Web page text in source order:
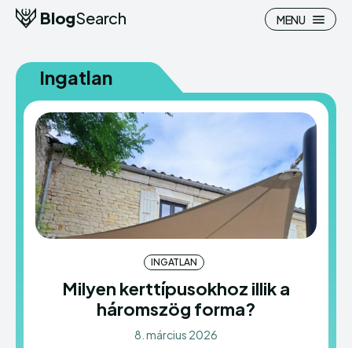
Search
Homepage
Pénzügy
Otthon
Ingatlan
Search
Homepage
Pénzügy
Otthon
Ingatlan
BlogSearch MENU
Ingatlan
INGATLAN
Milyen kerttípusokhoz illik a
háromszög forma?
8. március 2026